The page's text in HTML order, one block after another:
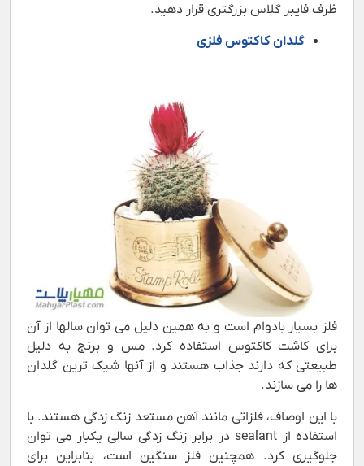
ظرف فایبر گلاس بزرگتری قرار دهید.
گلدان کاکتوس فلزی
فلز بسیار بادوام است و به همین دلیل می توان سالها از آن
برای کاشت کاکتوس استفاده کرد. مس و برنج به دلیل
طبیعتی که دارند جذاب هستند و از آنها شیک ترین گلدان
ها را می سازند.
با این اوصاف، فلزاتی مانند آهن مستعد زنگ زدگی هستند. با
استفاده از sealant در برابر زنگ زدگی سالی یکبار می توان
جلوگیری کرد. همچنین فلز سنگین است، بنابراین برای